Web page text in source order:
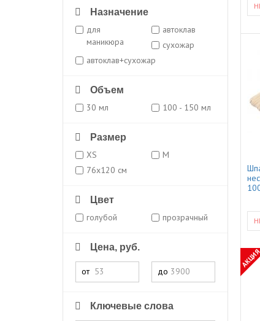
Назначение
для
маникюра
автоклав
сухожар
автоклав+сухожар
Объем
30 мл 100 - 150 мл
Размер
XS
M
76x120 см
Цвет
голубой прозрачный
Цена, руб.
от до
Ключевые слова